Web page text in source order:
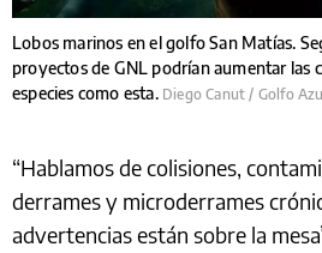
Lobos marinos en el golfo San Matías.
proyectos de GNL podrían aumentar las
especies como esta. Diego Canut / Golfo
“Hablamos de colisiones,
derrames y microderrames
advertencias están sobre la